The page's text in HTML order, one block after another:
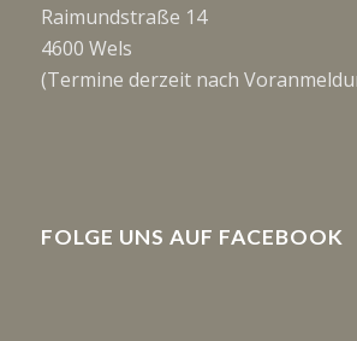
Raimundstraße 14
4600 Wels
(Termine derzeit nach
FOLGE UNS AUF FACEBOOK